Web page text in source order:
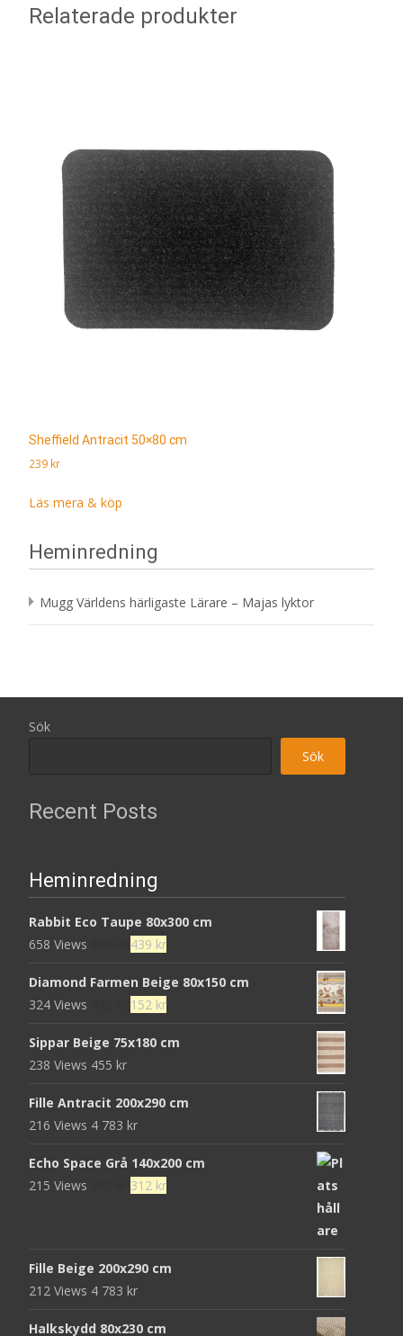
Relaterade produkter
Sheffield Antracit 50×80 cm
239 kr
Läs mera & köp
Heminredning
Mugg Världens härligaste Lärare – Majas lyktor
Sök
Sök
Recent Posts
Heminredning
Rabbit Eco Taupe 80x300 cm
658 Views
Det
priset
var:
439 krDet
priset
är:
Diamond Farmen Beige 80x150 cm
324 Views
Det
priset
152 krDet
priset
Sippar Beige 75x180 cm
238 Views 455 kr
Fille Antracit 200x290 cm
216 Views 4 783 kr
Echo Space Grå 140x200 cm
215 Views
Det
952 kr.
312 krDet
312 kr.
Fille Beige 200x290 cm
212 Views 4 783 kr
Halkskydd 80x230 cm